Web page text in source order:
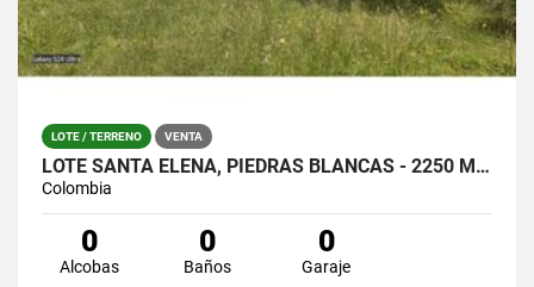
LOTE / TERRENO VENTA
LOTE SANTA ELENA, PIEDRAS BLANCAS - 2250 MTS / $380.000.0000
Colombia
0
Alcobas
0
Baños
0
Garaje